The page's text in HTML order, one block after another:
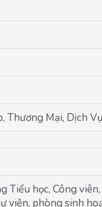
Thương Mại, Dịch
Tiểu học, Công
viện, phòng sinh